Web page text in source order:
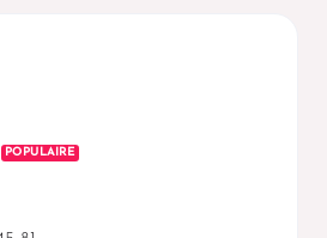
POPULAIRE